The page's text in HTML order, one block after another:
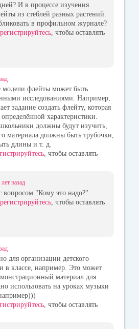
И в процессе изучения
из стеблей разных растений.
в профильном журнале?
, чтобы оставлять
модели флейты может быть
исследованиями. Например,
задание создать флейту, которая
определённой характеристики.
должны будут изучить,
материала должны быть трубочки,
длины и т. д.
, чтобы оставлять
лет назад
вопросом "Кому это надо?"
, чтобы оставлять
для организации детского
в классе, например. Это может
материал для
использовать на уроках музыки
, чтобы оставлять